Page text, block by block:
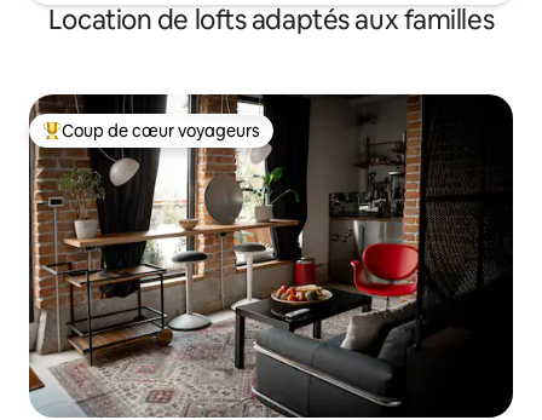
Location de lofts adaptés aux familles
Coups de cœur voyageurs les plus appréciés
Coup de cœur voyageurs